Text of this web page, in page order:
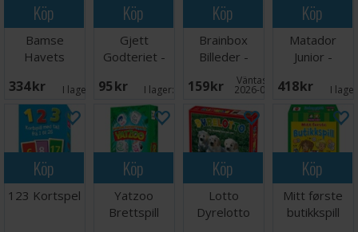
Köp
Bamse
Havets
Brädspel
334 SEK I lager: 5
Köp
Gjett
Godteriet -
95 SEK I lager:
Köp
Brainbox
Billeder -
DANSK
159 SEK Väntas in:
2026-08-15
Köp
Matador
Junior -
418 SEK I
Köp
123 Kortspel
Köp
Yatzoo
Brettspill
Köp
Lotto
Dyrelotto
Köp
Mitt første
butikkspill